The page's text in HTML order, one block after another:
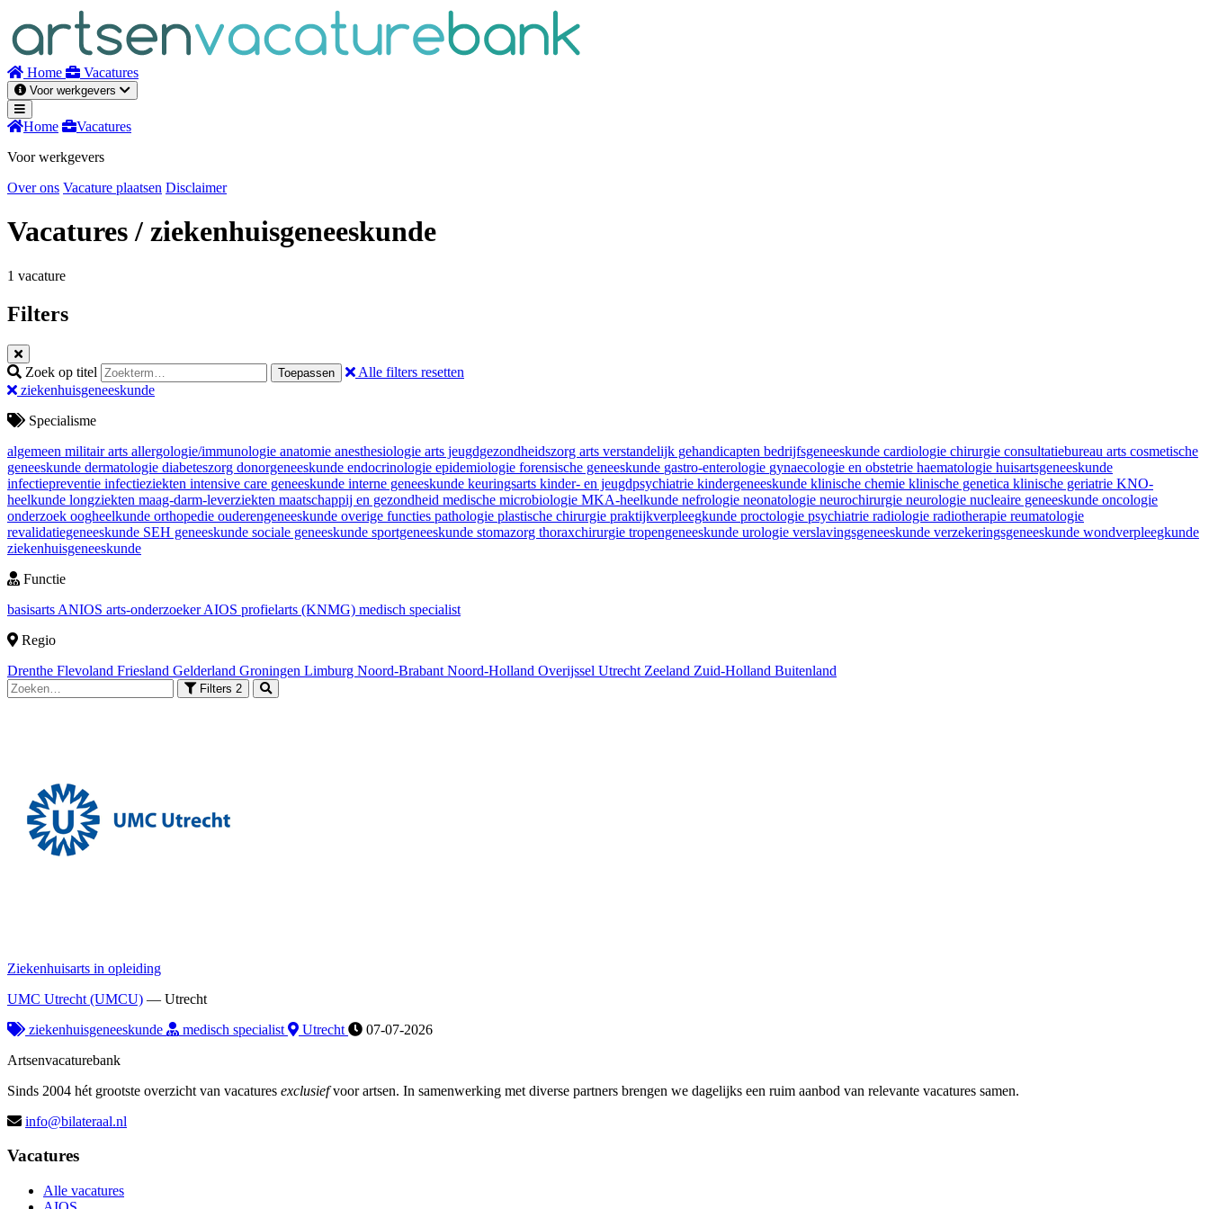
inhoud
Home Vacatures
Voor werkgevers
Home
Vacatures
Voor werkgevers
Over ons Vacature plaatsen Disclaimer
Vacatures/ ziekenhuisgeneeskunde
1 vacature
Filters
Zoek op titel Toepassen
Alle filters resetten
ziekenhuisgeneeskunde
Specialisme
algemeen militair arts allergologie/immunologie anatomie anesthesiologie arts jeugdgezondheidszorg arts verstandelijk gehandicapten bedrijfsgeneeskunde cardiologie chirurgie consultatiebureau arts cosmetische
geneeskunde dermatologie diabeteszorg donorgeneeskunde endocrinologie epidemiologie forensische geneeskunde gastro-enterologie gynaecologie en obstetrie haematologie huisartsgeneeskunde
infectiepreventie infectieziekten intensive care geneeskunde interne geneeskunde keuringsarts kinder- en jeugdpsychiatrie kindergeneeskunde klinische chemie klinische genetica klinische geriatrie KNO-
heelkunde longziekten maag-darm-leverziekten maatschappij en gezondheid medische microbiologie MKA-heelkunde nefrologie neonatologie neurochirurgie neurologie nucleaire geneeskunde oncologie
onderzoek oogheelkunde orthopedie ouderengeneeskunde overige functies pathologie plastische chirurgie praktijkverpleegkunde proctologie psychiatrie radiologie radiotherapie reumatologie
revalidatiegeneeskunde SEH geneeskunde sociale geneeskunde sportgeneeskunde stomazorg thoraxchirurgie tropengeneeskunde urologie verslavingsgeneeskunde verzekeringsgeneeskunde wondverpleegkunde
ziekenhuisgeneeskunde
Functie
basisarts ANIOS arts-onderzoekerAIOS profielarts (KNMG) medisch specialist
Regio
Drenthe Flevoland Friesland Gelderland Groningen Limburg Noord-Brabant Noord-Holland Overijssel Utrecht Zeeland Zuid-Holland Buitenland
Filters 2
Ziekenhuisarts in opleiding
UMC Utrecht (UMCU) — Utrecht
ziekenhuisgeneeskunde
medisch specialist Utrecht
07-07-2026
Artsenvacaturebank
Sinds 2004 hét grootste overzicht van vacatures exclusiefvoor artsen. In samenwerking met diverse partners brengen we dagelijks een ruim aanbod van relevante vacatures samen.
info@bilateraal.nl
Vacatures
Alle vacatures